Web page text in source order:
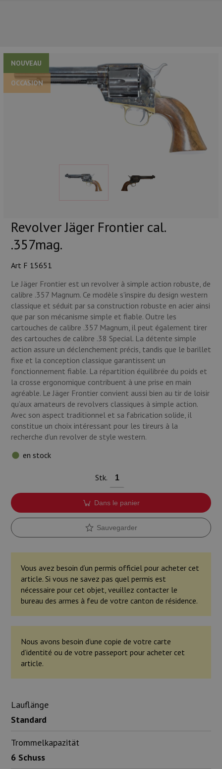
NOUVEAU
OCCASION
Revolver Jäger Frontier cal.
.357mag.
Art F 15651
Le Jäger Frontier est un revolver à simple action robuste, de
calibre .357 Magnum. Ce modèle s'inspire du design western
classique et séduit par sa construction robuste en acier ainsi
que par son mécanisme simple et fiable. Outre les
cartouches de calibre .357 Magnum, il peut également tirer
des cartouches de calibre .38 Special. La détente simple
action assure un déclenchement précis, tandis que le barillet
fixe et la conception classique garantissent un
fonctionnement fiable. La répartition équilibrée du poids et
la crosse ergonomique contribuent à une prise en main
agréable. Le Jäger Frontier convient aussi bien au tir de loisir
qu’aux amateurs de revolvers classiques à simple action.
Avec son aspect traditionnel et sa fabrication solide, il
constitue un choix intéressant pour les tireurs à la
recherche d’un revolver de style western.
en stock
Stk.
Dans le panier
Sauvegarder
Vous avez besoin d’un permis officiel pour acheter cet
article. Si vous ne savez pas quel permis est
nécessaire pour cet objet, veuillez contacter le
bureau des armes à feu de votre canton de résidence.
Nous avons besoin d’une copie de votre carte
d’identité ou de votre passeport pour acheter cet
article.
Lauflänge
Standard
Trommelkapazität
6 Schuss
Munitions